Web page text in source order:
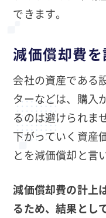
できます。
減価償却費を
会社の資産である
ターなどは、購入
るのは避けられま
下がっていく資産
とを減価償却と言
減価償却費の計上
るため、結果とし